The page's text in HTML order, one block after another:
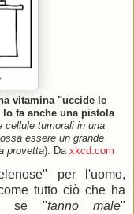
vitamina "uccide le
fa anche una pistola.
tumorali in una
essere un grande
provetta). Da xkcd.com
per l'uomo,
tutto ciò che ha
se "fanno male"